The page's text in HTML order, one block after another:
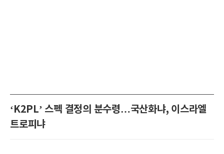
‘K2PL’ 스펙 결정의 분수령…국산화냐, 이스라엘
트로피냐